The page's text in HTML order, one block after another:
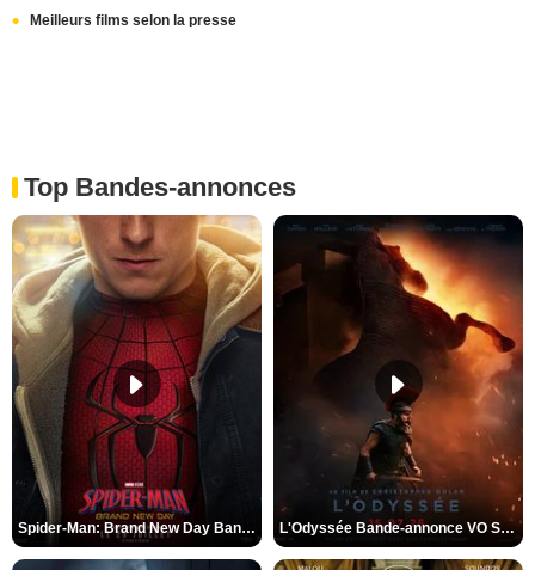
Meilleurs films selon la presse
Top Bandes-annonces
Spider-Man: Brand New Day Bande-annonce VO STFR L'Odyssée Bande-annonce VO STFR